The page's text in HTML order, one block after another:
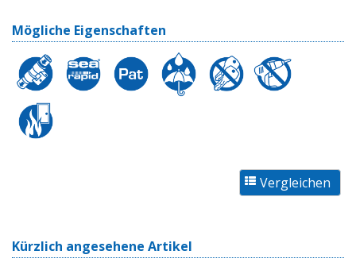
Mögliche Eigenschaften
Kürzlich angesehene Artikel